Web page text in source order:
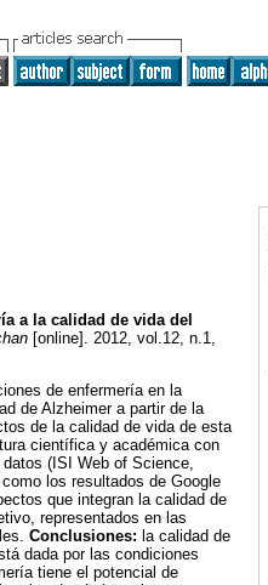
a la calidad de vida del
[online]. 2012, vol.12, n.1,
de enfermería en la
de Alzheimer a partir de la
de la calidad de vida de esta
científica y académica con
(ISI Web of Science,
los resultados de Google
que integran la calidad de
representados en las
Conclusiones: la calidad de
dada por las condiciones
tiene el potencial de